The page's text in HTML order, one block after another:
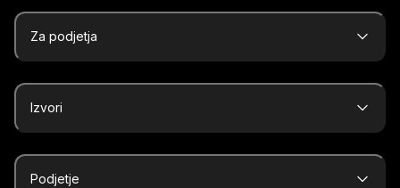
Za podjetja
Izvori
Podjetje